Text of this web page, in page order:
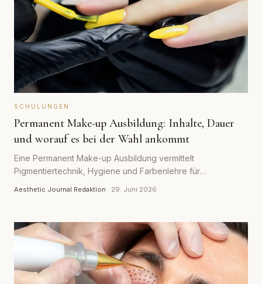
SCHULUNGEN
Permanent Make-up Ausbildung: Inhalte, Dauer
und worauf es bei der Wahl ankommt
Eine Permanent Make-up Ausbildung vermittelt
Pigmentiertechnik, Hygiene und Farbenlehre für
Aesthetic Journal Redaktion · 29. Juni 2026